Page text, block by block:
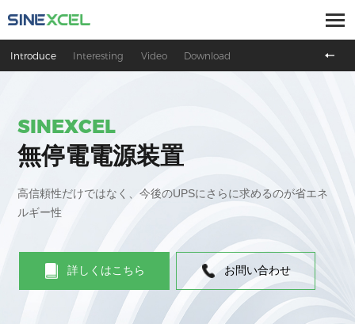
Introduce Interesting Video Download
SINEXCEL
無停電電源装置
高信頼性だけではなく、今後のUPSにさらに求めるのが省エネ
ルギー性
詳しくはこちら お問い合わせ